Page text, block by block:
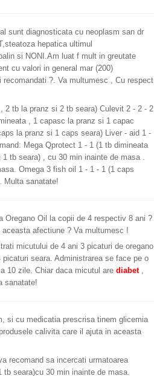
sunt diagnosticata cu neoplasm san dr
hepatica ultimul
si NONI.Am luat f mult in greutate
cu valori in general mar (200)
?. Va multumesc , Cu respect
2 tb la pranz si 2 tb seara) Culevit 2 - 2 - 2
, 1 capasc la pranz si 1 capac
la pranz si 1 caps seara) Liver - aid 1 -
Mega Qprotect 1 - 1 (1 tb dimineata
tb seara) , cu 30 min inainte de masa .
Omega 3 fish oil 1 - 1 - 1 (1 caps
Multa sanatate!
Oregano Oil la copii de 4 respectiv 8 ani ?
afectiune ? Va multumesc !
micutului de 4 ani 3 picaturi de oregano
seara. Administrarea se face pe o
10 zile. Chiar daca micutul are diabet,
sanatate!
si cu medicatia prescrisa tinem glicemia
calivita care il ajuta in aceasta
recomand sa incercati urmatoarea
seara)cu 30 min inainte de masa.